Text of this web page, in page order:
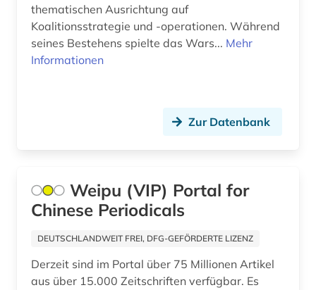
investitionsberichte (1)
irak (1)
iran (1)
italien (1)
jahrbuch (3)
japan (2)
jazz (1)
thematischen Ausrichtung auf
Koalitionsstrategie und -operationen. Während
seines Bestehens spielte das Wars... Mehr
Informationen
Zur Datenbank
Weipu (VIP) Portal for
Chinese Periodicals
DEUTSCHLANDWEIT FREI, DFG-GEFÖRDERTE LIZENZ
Derzeit sind im Portal über 75 Millionen Artikel
aus über 15.000 Zeitschriften verfügbar. Es